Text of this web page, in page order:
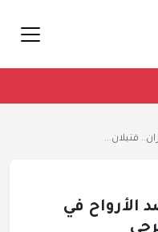
قتيلان...
الأرواح في